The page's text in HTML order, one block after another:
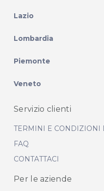
Lazio
Lombardia
Piemonte
Veneto
Servizio clienti
TERMINI E CONDIZIONI
FAQ
CONTATTACI
Per le aziende